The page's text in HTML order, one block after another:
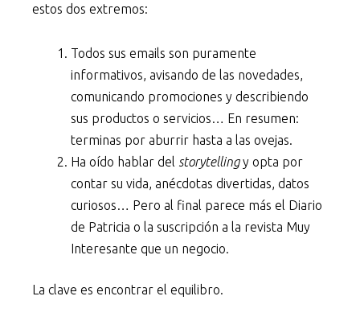
estos dos extremos:
Todos sus emails son puramente
informativos, avisando de las novedades,
comunicando promociones y describiendo
sus productos o servicios… En resumen:
terminas por aburrir hasta a las ovejas.
Ha oído hablar del
storytellingy opta por
contar su vida, anécdotas divertidas, datos
curiosos… Pero al final parece más el Diario
de Patricia o la suscripción a la revista Muy
Interesante que un negocio.
La clave es encontrar el equilibro.